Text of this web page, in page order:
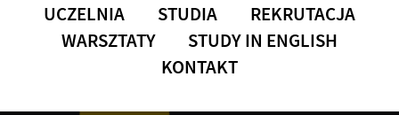
UCZELNIA STUDIA
REKRUTACJA
WARSZTATY
STUDY IN ENGLISH
KONTAKT